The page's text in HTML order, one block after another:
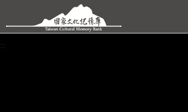
跳到主要內容區塊
:::